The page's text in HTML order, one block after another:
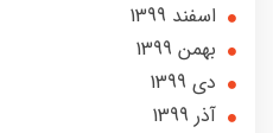
اسفند 1399
بهمن 1399
دی 1399
آذر 1399